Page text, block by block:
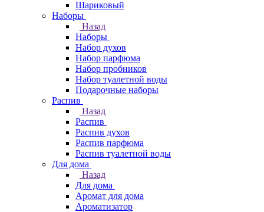
Шариковый
Наборы
Назад
Наборы
Набор духов
Набор парфюма
Набор пробников
Набор туалетной воды
Подарочные наборы
Распив
Назад
Распив
Распив духов
Распив парфюма
Распив туалетной воды
Для дома
Назад
Для дома
Аромат для дома
Ароматизатор